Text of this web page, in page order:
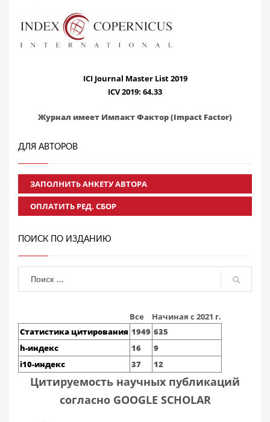
ICI Journal Master List 2019
ICV 2019: 64.33
Журнал имеет Импакт Фактор (Impact Factor)
ДЛЯ АВТОРОВ
ЗАПОЛНИТЬ АНКЕТУ АВТОРА
ОПЛАТИТЬ РЕД. СБОР
ПОИСК ПО ИЗДАНИЮ
Все
Начиная с 2021 г.
Статистика цитирования 1949 635
h-индекс
16
9
i10-индекс
37 12
Цитируемость научных публикаций
согласно GOOGLE SCHOLAR